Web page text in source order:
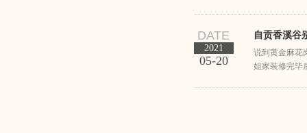
DATE
2021
05-20
自贡香溪谷
说到黄金麻花
姐家装修完毕